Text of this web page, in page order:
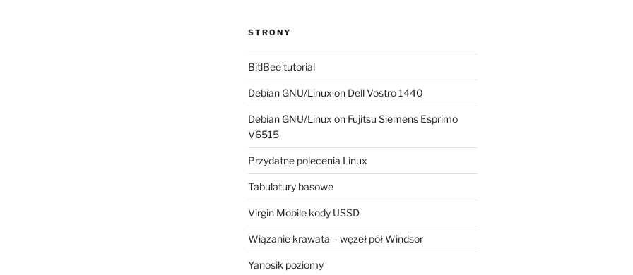
STRONY
BitlBee tutorial
Debian GNU/Linux on Dell Vostro 1440
Debian GNU/Linux on Fujitsu Siemens Esprimo
V6515
Przydatne polecenia Linux
Tabulatury basowe
Virgin Mobile kody USSD
Wiązanie krawata – węzeł pół Windsor
Yanosik poziomy